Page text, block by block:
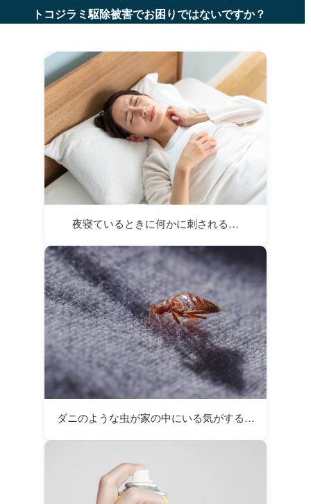
トコジラミ駆除被害でお困りではないですか？
夜寝ているときに何かに刺される…
ダニのような虫が家の中にいる気がする…